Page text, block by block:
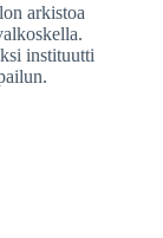
arkistoa
instituutti